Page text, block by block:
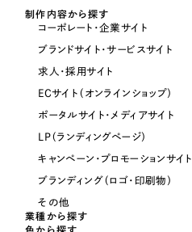
グリーン・緑色
ブルー・青色
パープル・紫色
制作内容から探す
コーポレート・企業サイト
ブランドサイト・サービスサイト
求人・採用サイト
ECサイト（オンラインショップ）
ポータルサイト・メディアサイト
LP（ランディングページ）
キャンペーン・プロモーションサイト
ブランディング（ロゴ・印刷物）
その他
業種から探す
色から探す